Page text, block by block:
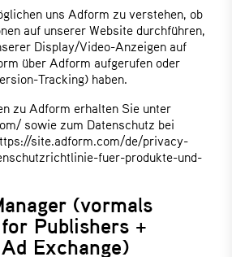
uns Adform zu verstehen, ob
auf unserer Website durchführen,
Display/Video-Anzeigen auf
über Adform aufgerufen oder
Tracking) haben.
zu Adform erhalten Sie unter
sowie zum Datenschutz bei
site.adform.com/de/privacy-
fuer-produkte-und-
(vormals
Publishers +
Exchange)